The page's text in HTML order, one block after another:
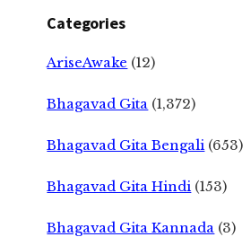
Categories
AriseAwake (12)
Bhagavad Gita (1,372)
Bhagavad Gita Bengali (653)
Bhagavad Gita Hindi (153)
Bhagavad Gita Kannada (3)